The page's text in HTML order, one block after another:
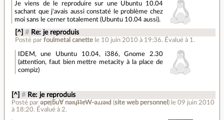
Je viens de le reproduire sur une Ubuntu 10.04
sachant que j'avais aussi constaté le problème chez
moi sans le cerner totalement (Ubuntu 10.04 aussi).
[^] # Re: je reproduis
Posté par foulmetal canette le 10 juin 2010 à 19:36. Évalué à 1 .
IDEM, une Ubuntu 10.04, i386, Gnome 2.30
(attention, faut bien mettre metacity à la place de
compiz)
[^] # Re: je reproduis
Posté par ǝpɐןƃu∀ nǝıɥʇʇɐW-ǝɹɹǝıԀ (site web personnel ) le 09 juin 2010
à 18:20. Évalué à 2.